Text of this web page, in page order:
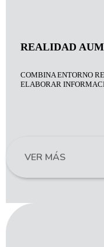
REALIDAD
COMBINA ENTORNO
ELABORAR
VER MÁS